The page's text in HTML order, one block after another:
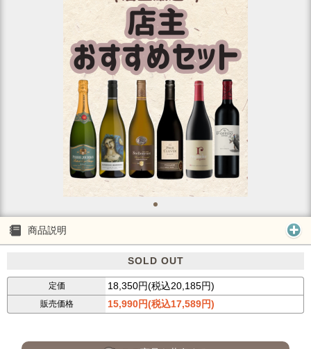
商品説明
SOLD OUT
定価 18,350円(税込20,185円)
販売価格 15,990円(税込17,589円)